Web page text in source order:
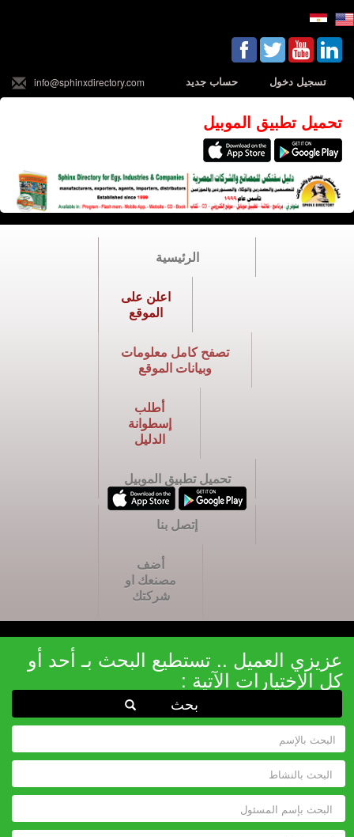
تسجيل دخول حساب جديد info@sphinxdirectory.com
تحميل تطبيق الموبيل
الرئيسية
اعلن على
الموقع
تصفح كامل معلومات
وبيانات الموقع
أطلب
إسطوانة
الدليل
تحميل تطبيق الموبيل
إتصل بنا
أضف
مصنعك او
شركتك
عزيزي العميل .. تستطيع البحث بـ أحد أو
كل الإختيارات الآتية :